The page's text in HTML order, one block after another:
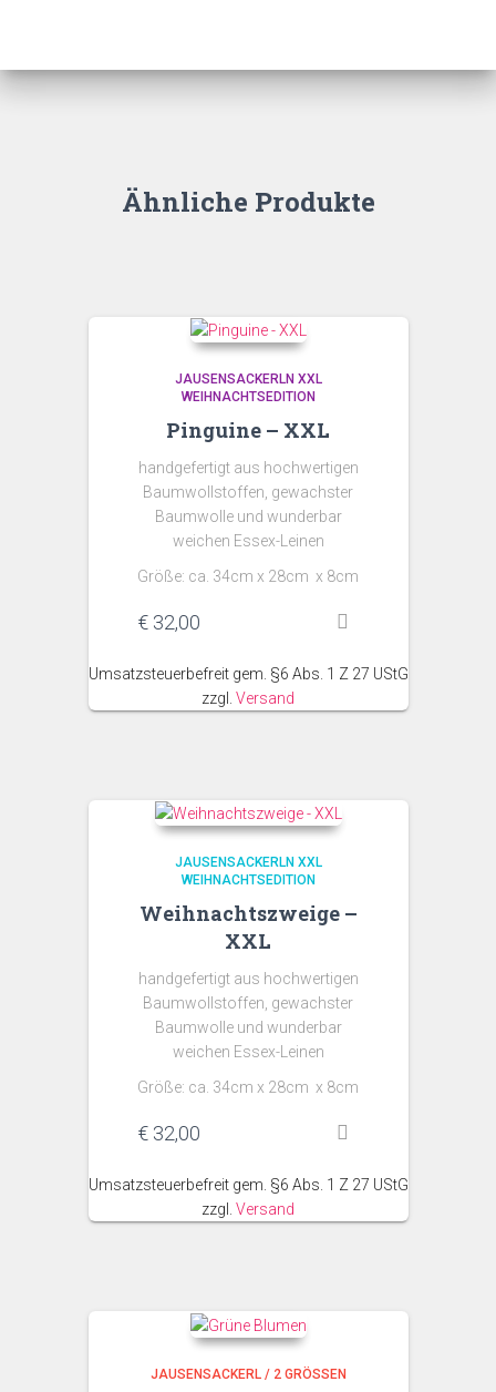
Ähnliche Produkte
JAUSENSACKERLN XXL
WEIHNACHTSEDITION
Pinguine – XXL
handgefertigt aus hochwertigen
Baumwollstoffen, gewachster
Baumwolle und wunderbar
weichen Essex-Leinen
Größe: ca. 34cm x 28cm x 8cm
€ 32,00
Umsatzsteuerbefreit gem. §6 Abs. 1 Z 27 UStG
zzgl. Versand
JAUSENSACKERLN XXL
WEIHNACHTSEDITION
Weihnachtszweige –
XXL
handgefertigt aus hochwertigen
Baumwollstoffen, gewachster
Baumwolle und wunderbar
weichen Essex-Leinen
Größe: ca. 34cm x 28cm x 8cm
€ 32,00
Umsatzsteuerbefreit gem. §6 Abs. 1 Z 27 UStG
zzgl. Versand
JAUSENSACKERL / 2 GRÖSSEN